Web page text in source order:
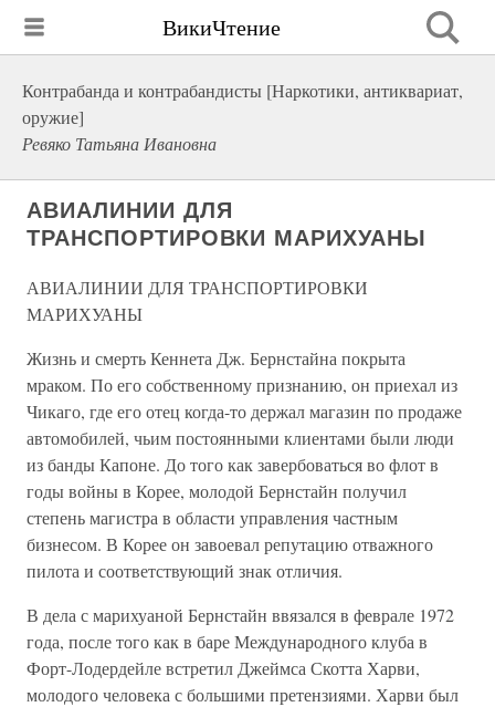
ВикиЧтение
Контрабанда и контрабандисты [Наркотики, антиквариат,
оружие]
Ревяко Татьяна Ивановна
АВИАЛИНИИ ДЛЯ
ТРАНСПОРТИРОВКИ МАРИХУАНЫ
АВИАЛИНИИ ДЛЯ ТРАНСПОРТИРОВКИ
МАРИХУАНЫ
Жизнь и смерть Кеннета Дж. Бернстайна покрыта
мраком. По его собственному признанию, он приехал из
Чикаго, где его отец когда-то держал магазин по продаже
автомобилей, чьим постоянными клиентами были люди
из банды Капоне. До того как завербоваться во флот в
годы войны в Корее, молодой Бернстайн получил
степень магистра в области управления частным
бизнесом. В Корее он завоевал репутацию отважного
пилота и соответствующий знак отличия.
В дела с марихуаной Бернстайн ввязался в феврале 1972
года, после того как в баре Международного клуба в
Форт-Лодердейле встретил Джеймса Скотта Харви,
молодого человека с большими претензиями. Харви был